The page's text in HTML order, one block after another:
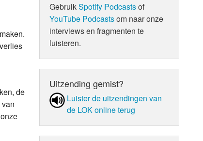
de
GebruikSpotify Podcastsof
YouTube Podcastsom naar onze
interviews en fragmenten te
luisteren.
Uitzending gemist?
Luister de uit­zen­din­gen van
de LOK online terug